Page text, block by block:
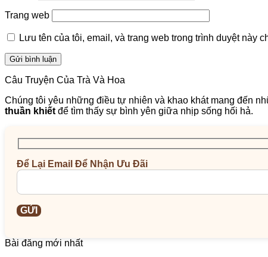
Trang web
Lưu tên của tôi, email, và trang web trong trình duyệt này
Câu Truyện Của Trà Và Hoa
Chúng tôi yêu những điều tự nhiên và khao khát mang đến
thuần khiết để tìm thấy sự bình yên giữa nhịp sống hối hả.
Để Lại Email Để Nhận Ưu Đãi
Bài đăng mới nhất